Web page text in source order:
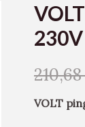
210,68
VOLT
VOLT
12V
0,3A
230V